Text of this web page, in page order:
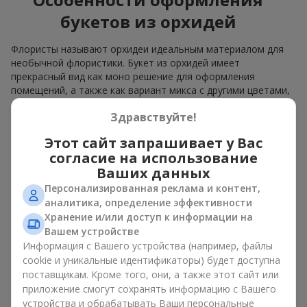
букетов из орхидей
Флористы называют орхидеи идеальным материалом для
необычной флористики. Букет из орхидей имеет
прекрасный вид как моно решение для оформления
помещений, а также как вариант микса с другими цветами,
который сохраняет свою выразительность в любом
Благодаря своей структуре орхидея позволяет создавать
композиции в классическом, минималистичном или
современном стиле. Букет из орхидей эффектно смотрится
как в камерных, так и в масштабных работах, а её
роскошные соцветия легко становятся центральным
элементом композиции. В зависимости от оформления и
сорта растений различается и цена на орхидеи. Учитывайте
это, прежде чем заказать букет из орхидей.
Кому дарят орхидеи?
Букет из орхидей универсален и может подойти любому. Их
Здравствуйте!
Этот сайт запрашивает у Вас
согласие на использование
Ваших данных
Персонализированная реклама и контент,
аналитика, определение эффективности
Хранение и/или доступ к информации на
Вашем устройстве
Информация с Вашего устройства (например, файлы
cookie и уникальные идентификаторы) будет доступна
поставщикам. Кроме того, они, а также этот сайт или
приложение смогут сохранять информацию с Вашего
устройства и обрабатывать Ваши персональные